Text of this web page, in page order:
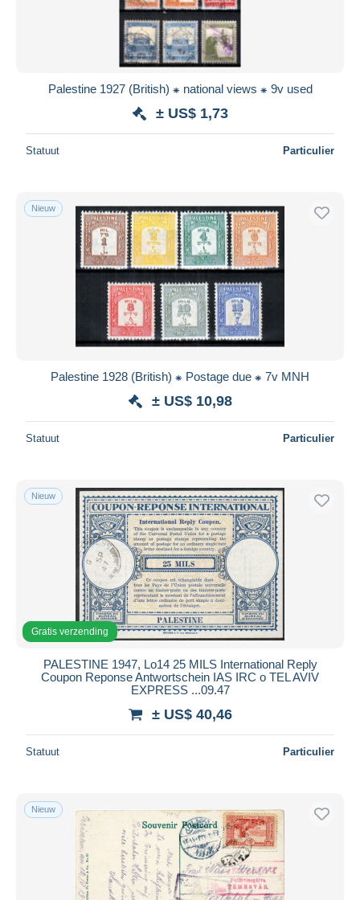
Palestine 1927 (British) ⁕ national views ⁕ 9v used
± US$ 1,73
Statuut Particulier
Nieuw
Palestine 1928 (British) ⁕ Postage due ⁕ 7v MNH
± US$ 10,98
Statuut Particulier
Nieuw
Gratis verzending
PALESTINE 1947, Lo14 25 MILS International Reply
Coupon Reponse Antwortschein IAS IRC o TEL AVIV
EXPRESS ...09.47
± US$ 40,46
Statuut Particulier
Nieuw